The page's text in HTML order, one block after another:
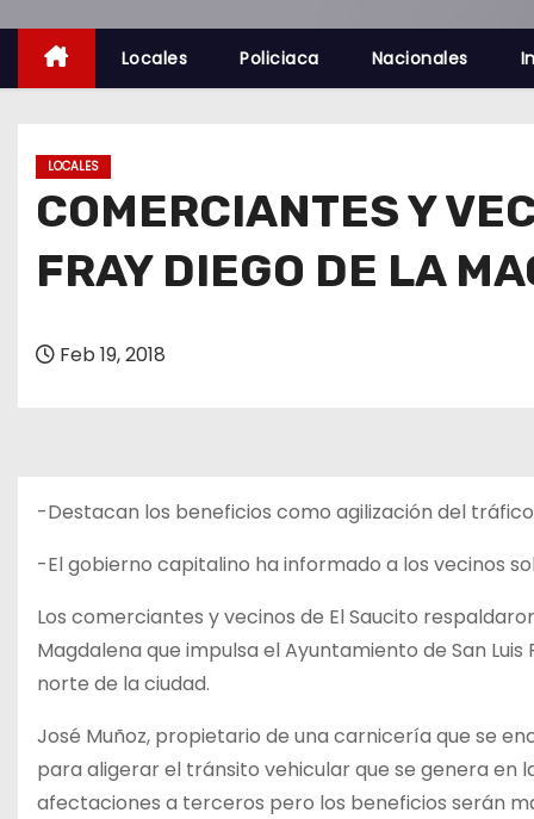
Locales Policiaca Nacionales
LOCALES
COMERCIANTES Y
FRAY DIEGO DE LA
Feb 19, 2018
-Destacan los beneficios como agilización del
-El gobierno capitalino ha informado a los vecinos
Los comerciantes y vecinos de El Saucito
Magdalena que impulsa el Ayuntamiento de San
norte de la ciudad.
José Muñoz, propietario de una carnicería que se
para aligerar el tránsito vehicular que se genera en
afectaciones a terceros pero los beneficios serán